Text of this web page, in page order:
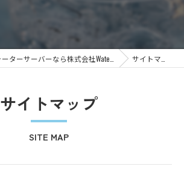
サイトマップ
SITE MAP
サイトマップ